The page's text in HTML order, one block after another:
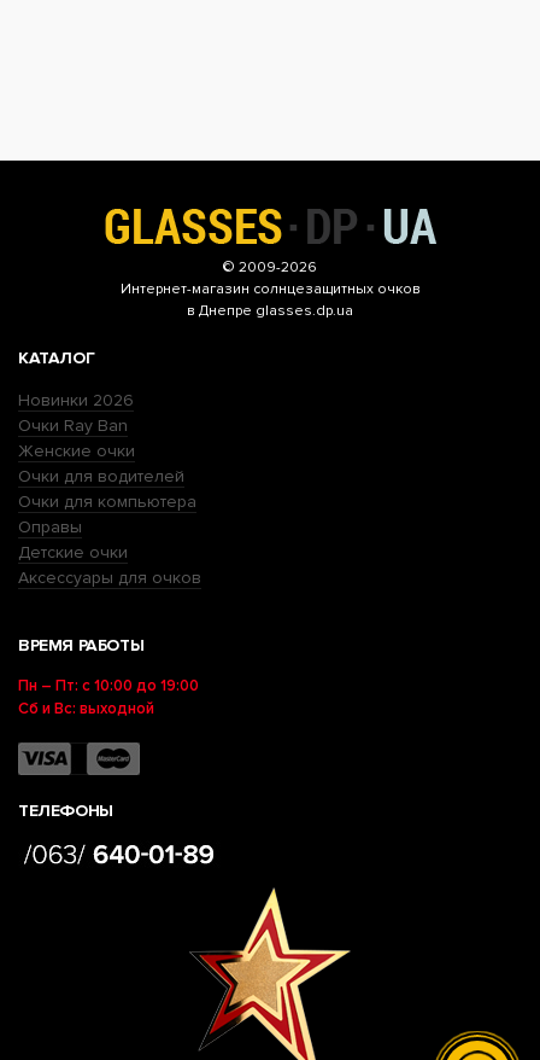
© 2009-2026
Интернет-магазин солнцезащитных очков
в Днепре glasses.dp.ua
КАТАЛОГ
Новинки 2026
Очки Ray Ban
Женские очки
Очки для водителей
Очки для компьютера
Оправы
Детские очки
Аксессуары для очков
ВРЕМЯ РАБОТЫ
Пн – Пт: с 10:00 до 19:00
Сб и Вс: выходной
ТЕЛЕФОНЫ